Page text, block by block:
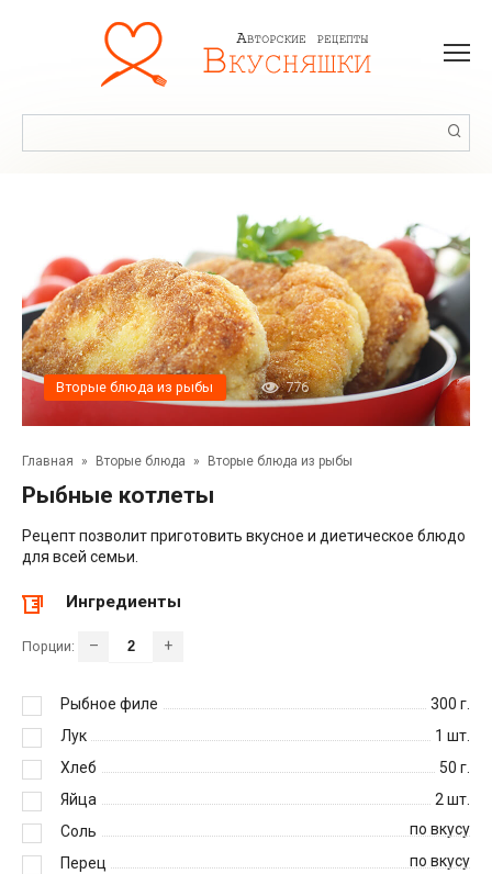
Вторые блюда из рыбы 776
Главная » Вторые блюда » Вторые блюда из рыбы
Рыбные котлеты
Рецепт позволит приготовить вкусное и диетическое блюдо
для всей семьи.
Ингредиенты
Порции: – +
Рыбное филе 300 г.
Лук
1 шт.
Хлеб
50 г.
Яйца
2шт.
Соль
по вкусу
Перец
по вкусу